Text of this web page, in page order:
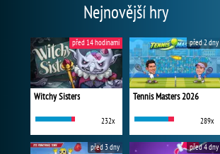
Nejnovější hry
Witchy Sisters
232x
před 14 hodinami
Tennis Masters 2026
289x
před 2 dny
před 3 dny před 4 dny